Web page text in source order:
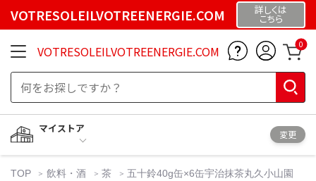
VOTRESOLEILVOTREENERGIE.COM 詳しくは
こちら
VOTRESOLEILVOTREENERGIE.COM 0
マイストア
変更
TOP 飲料・酒 茶
五十鈴40g缶×6缶宇治抹茶丸久小山園